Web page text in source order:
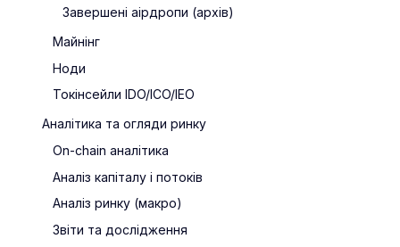
Завершені аірдропи (архів)
Майнінг
Ноди
Токінсейли IDO/ICO/IEO
Аналітика та огляди ринку
On-chain аналітика
Аналіз капіталу і потоків
Аналіз ринку (макро)
Звіти та дослідження